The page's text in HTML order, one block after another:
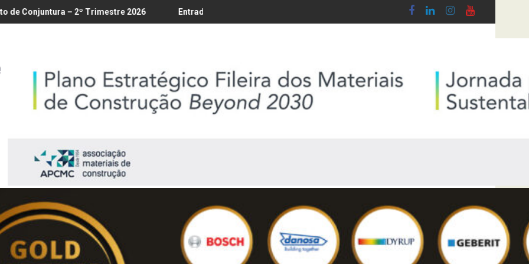
8
– 2º Trimestre 2026 Entrada em vigor da regulamentação do Lobby - Lei n.º 5-A/2026, de 28 de Janeiro
Diploma de transposição da Diretiva